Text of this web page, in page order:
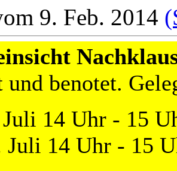
9. Feb. 2014
benotet.
14 Uhr - 15
Juli 14 Uhr - 15